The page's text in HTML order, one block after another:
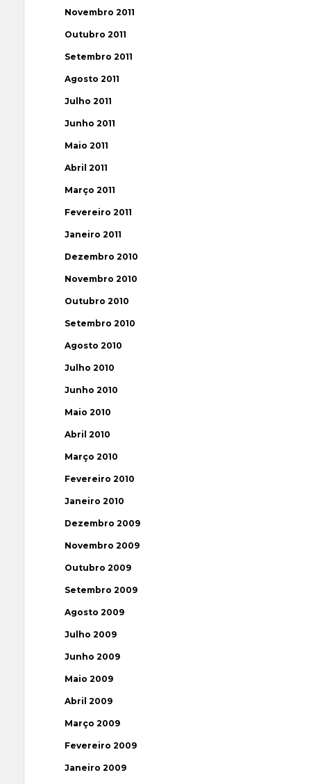
Novembro 2011
Outubro 2011
Setembro 2011
Agosto 2011
Julho 2011
Junho 2011
Maio 2011
Abril 2011
Março 2011
Fevereiro 2011
Janeiro 2011
Dezembro 2010
Novembro 2010
Outubro 2010
Setembro 2010
Agosto 2010
Julho 2010
Junho 2010
Maio 2010
Abril 2010
Março 2010
Fevereiro 2010
Janeiro 2010
Dezembro 2009
Novembro 2009
Outubro 2009
Setembro 2009
Agosto 2009
Julho 2009
Junho 2009
Maio 2009
Abril 2009
Março 2009
Fevereiro 2009
Janeiro 2009